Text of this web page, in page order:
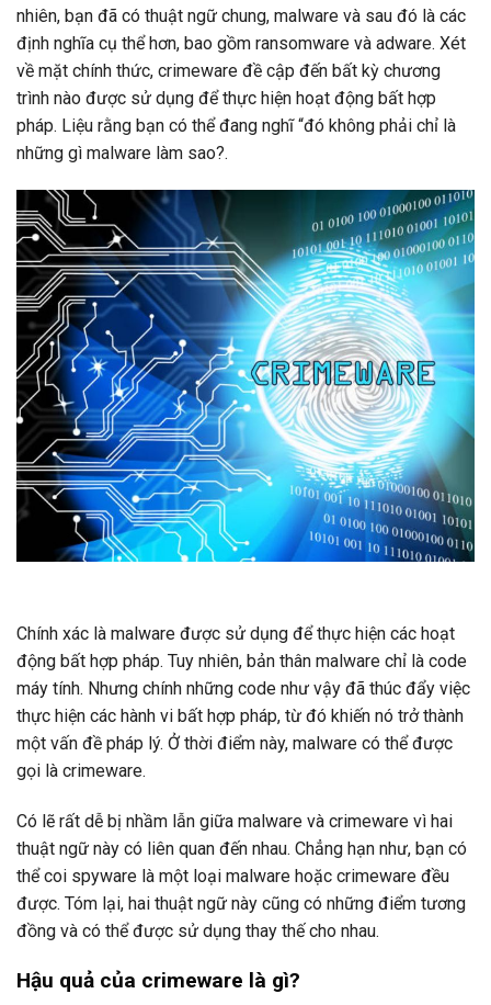
nhiên, bạn đã có thuật ngữ chung, malware và sau đó là các
định nghĩa cụ thể hơn, bao gồm ransomware và adware. Xét
về mặt chính thức, crimeware đề cập đến bất kỳ chương
trình nào được sử dụng để thực hiện hoạt động bất hợp
pháp. Liệu rằng bạn có thể đang nghĩ “đó không phải chỉ là
những gì malware làm sao?.
Chính xác là malware được sử dụng để thực hiện các hoạt
động bất hợp pháp. Tuy nhiên, bản thân malware chỉ là code
máy tính. Nhưng chính những code như vậy đã thúc đẩy việc
thực hiện các hành vi bất hợp pháp, từ đó khiến nó trở thành
một vấn đề pháp lý. Ở thời điểm này, malware có thể được
gọi là crimeware.
Có lẽ rất dễ bị nhầm lẫn giữa malware và crimeware vì hai
thuật ngữ này có liên quan đến nhau. Chẳng hạn như, bạn có
thể coi spyware là một loại malware hoặc crimeware đều
được. Tóm lại, hai thuật ngữ này cũng có những điểm tương
đồng và có thể được sử dụng thay thế cho nhau.
Hậu quả của crimeware là gì?